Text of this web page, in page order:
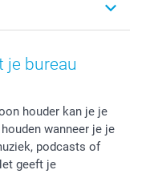
je bureau
houder kan je je
wanneer je je
podcasts of
geeft je